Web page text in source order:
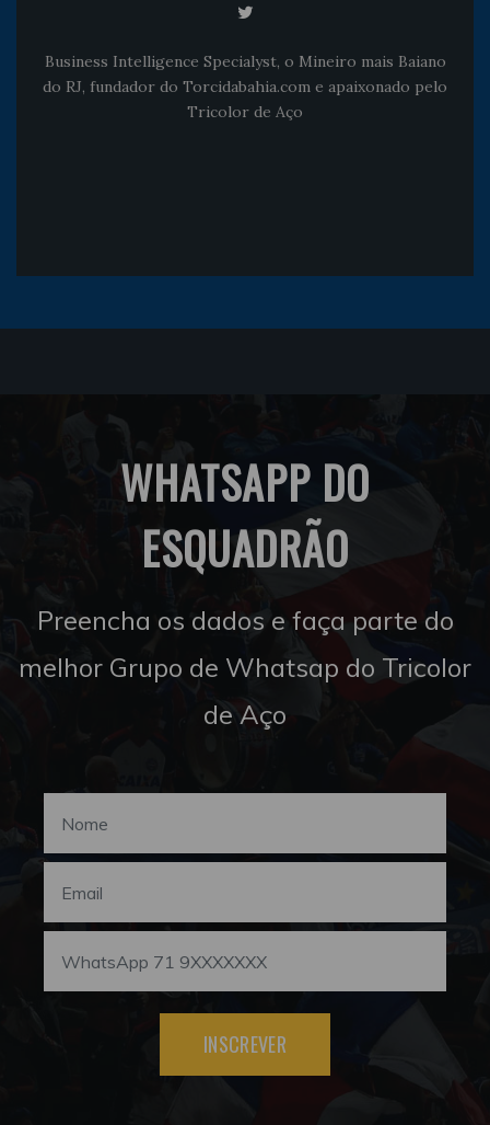
Business Intelligence Specialyst, o Mineiro mais Baiano
do RJ, fundador do Torcidabahia.com e apaixonado pelo
Tricolor de Aço
WHATSAPP DO
ESQUADRÃO
Preencha os dados e faça parte do
melhor Grupo de Whatsap do Tricolor
de Aço
INSCREVER